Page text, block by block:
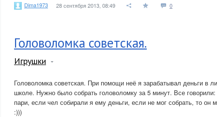
Dima1973 28 сентября 2013, 08:49 0
Головоломка советская.
Игрушки
Головоломка советская. При помощи неё я зарабатывал деньги в
школе. Нужно было собрать головоломку за 5 минут. Все
пари, если чел собирали я ему деньги, если не мог собрать, то он
:)))